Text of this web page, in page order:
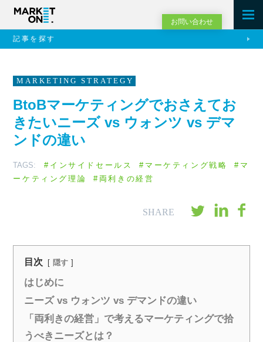
お問い合わせ
記事を探す
MARKETING STRATEGY
BtoBマーケティングでおさえてお
きたいニーズ vs ウォンツ vs デマ
ンドの違い
TAGS: #インサイドセールス #マーケティング戦略
#マ
ーケティング理論
#両利きの経営
目次 隠す
はじめに
ニーズ vs ウォンツ vs デマンドの違い
「両利きの経営」で考えるマーケティングで拾
うべきニーズとは？